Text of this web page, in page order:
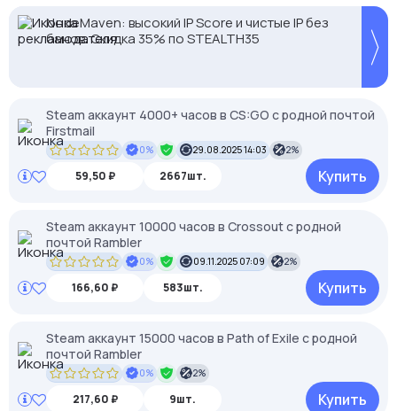
NodeMaven: высокий IP Score и чистые IP без
банов. Скидка 35% по STEALTH35
Proxys.io - лучшие прокси 💚 Подберём под ваши
задачи 🚀 Промокод Store - 20% на всё!
Steam аккаунт 4000+ часов в CS:GO с родной почтой
Firstmail
0% 29.08.2025 14:03 2%
59,50 ₽ 2667шт. Купить
Steam аккаунт 10000 часов в Crossout с родной
почтой Rambler
0% 09.11.2025 07:09 2%
166,60 ₽ 583шт. Купить
Steam аккаунт 15000 часов в Path of Exile с родной
почтой Rambler
0% 2%
217,60 ₽ 9шт. Купить